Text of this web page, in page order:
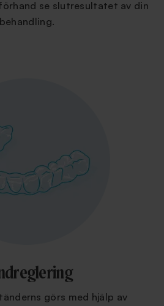
se slutresultatet av din
behandling.
görs med hjälp av